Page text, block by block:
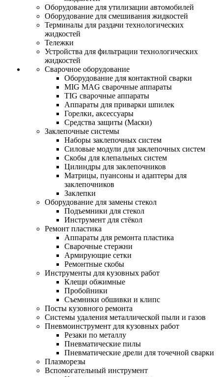
Оборудование для утилизации автомобилей
Оборудование для смешивания жидкостей
Терминалы для раздачи технологических
жидкостей
Тележки
Устройства для фильтрации технологических
жидкостей
Сварочное оборудование
Оборудование для контактной сварки
MIG MAG сварочные аппараты
TIG сварочные аппараты
Аппараты для приварки шпилек
Горелки, аксессуары
Средства защиты (Маски)
Заклепочные системы
Наборы заклепочных систем
Силовые модули для заклепочных систем
Скобы для клепальных систем
Цилиндры для заклепочников
Матрицы, пуансоны и адаптеры для
заклепочников
Заклепки
Оборудование для замены стекол
Подъемники для стекол
Инструмент для стёкол
Ремонт пластика
Аппараты для ремонта пластика
Сварочные стержни
Армирующие сетки
Ремонтные скобы
Инструменты для кузовных работ
Клещи обжимные
Пробойники
Съемники обшивки и клипс
Посты кузовного ремонта
Системы удаления металлической пыли и газов
Пневмоинструмент для кузовных работ
Резаки по металлу
Пневматические пилы
Пневматические дрели для точечной сварки
Плазморезы
Вспомогательный инструмент